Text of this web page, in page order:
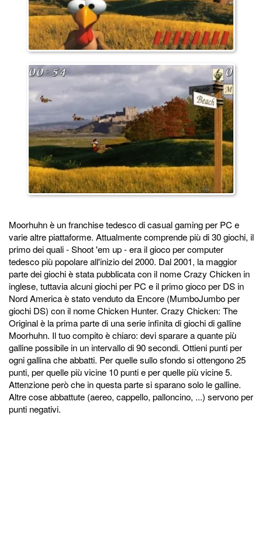
Moorhuhn è un franchise tedesco di casual gaming per PC e
varie altre piattaforme. Attualmente comprende più di 30 giochi, il
primo dei quali - Shoot 'em up - era il gioco per computer
tedesco più popolare all'inizio del 2000. Dal 2001, la maggior
parte dei giochi è stata pubblicata con il nome Crazy Chicken in
inglese, tuttavia alcuni giochi per PC e il primo gioco per DS in
Nord America è stato venduto da Encore (MumboJumbo per
giochi DS) con il nome Chicken Hunter. Crazy Chicken: The
Original è la prima parte di una serie infinita di giochi di galline
Moorhuhn. Il tuo compito è chiaro: devi sparare a quante più
galline possibile in un intervallo di 90 secondi. Ottieni punti per
ogni gallina che abbatti. Per quelle sullo sfondo si ottengono 25
punti, per quelle più vicine 10 punti e per quelle più vicine 5.
Attenzione però che in questa parte si sparano solo le galline.
Altre cose abbattute (aereo, cappello, palloncino, ...) servono per
punti negativi.